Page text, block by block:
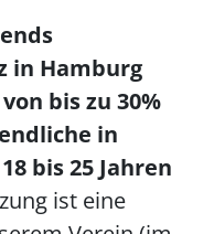
in Hamburg
bis zu 30%
in
bis 25 Jahren
ist eine